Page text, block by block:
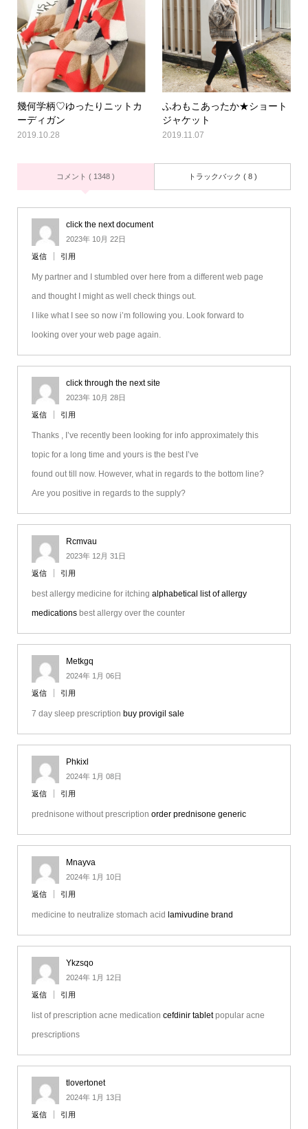
幾何学柄♡ゆったりニットカ
ーディガン
2019.10.28
ふわもこあったか★ショート
ジャケット
2019.11.07
コメント ( 1348 ) トラックバック ( 8 )
click the next document
2023年 10月 22日
返信 引用
My partner and I stumbled over here from a different web page
and thought I might as well check things out.
I like what I see so now i’m following you. Look forward to
looking over your web page again.
click through the next site
2023年 10月 28日
返信 引用
Thanks , I’ve recently been looking for info approximately this
topic for a long time and yours is the best I’ve
found out till now. However, what in regards to the bottom line?
Are you positive in regards to the supply?
Rcmvau
2023年 12月 31日
返信 引用
best allergy medicine for itching alphabetical list of allergy
medicationsbest allergy over the counter
Metkgq
2024年 1月 06日
返信 引用
7 day sleep prescription buy provigil sale
Phkixl
2024年 1月 08日
返信 引用
prednisone without prescription order prednisone generic
Mnayva
2024年 1月 10日
返信 引用
medicine to neutralize stomach acid lamivudine brand
Ykzsqo
2024年 1月 12日
返信 引用
list of prescription acne medication cefdinir tabletpopular acne
prescriptions
tlovertonet
2024年 1月 13日
返信 引用